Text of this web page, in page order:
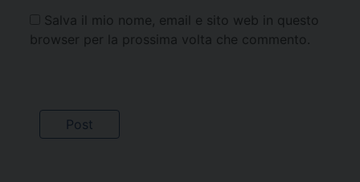
Salva il mio nome, email e sito web in questo
browser per la prossima volta che commento.